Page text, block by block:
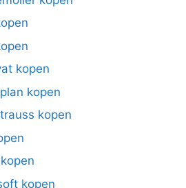
kopen
kopen
kopen
kopen